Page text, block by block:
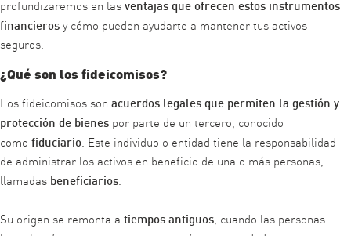
profundizaremos en lasventajas que ofrecen estos instrumentos
financierosy cómo pueden ayudarte a mantener tus activos
seguros.
¿Qué son los fideicomisos?
Los fideicomisos son acuerdos legales que permiten la gestión y
protección de bienes por parte de un tercero, conocido
como fiduciario . Este individuo o entidad tiene la responsabilidad
de administrar los activos en beneficio de una o más personas,
llamadas beneficiarios
Su origen se remonta a tiempos antiguos , cuando las personas